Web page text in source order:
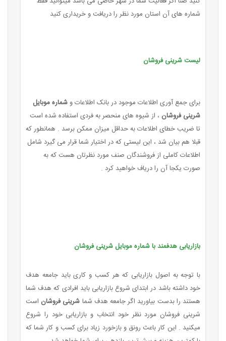
شماره های آن استان مورد نظر را دریافت و خریداری کنید
لیست شرینی فروشان
برای جمع آوری اطلاعات موجود در بانک اطلاعات و شماره موبایل
شرینی فروشان ، از شیوه های منحصر به فردی استفاده شده است
تا ضریب خطای اطلاعات به حداقل میزان ممکن برسد . همانطور که
قبلا هم بیان شد ، این لیستی که در اختیار شما قرار می گیرد شامل
اطلاعات کاملی از فروشندگان صنف مورد نظرتان هست که به
صورت یکجا آن را دریاف خواهید کرد .
بازاریابی هدفمند با شماره موبایل شرینی فروشان
با توجه به اصول بازاریابی که هر کسب ‌و کاری باید جامعه هدف
خود داشته باشد در ابتدای شروع بازاریابی باید افرادی که هدف شما
هستند را بدست بیاورید اگر جامعه هدف شما شرینی فروشان است
شرینی فروشان مورد نظر خود انتخاب و بازاریابی خود را شروع
میکنید . این کار باعث رونق و بازخورد زیاد برای کسب ‌و کار شما که